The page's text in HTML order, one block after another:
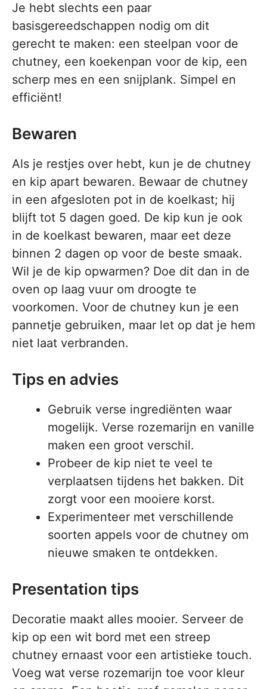
Je hebt slechts een paar
basisgereedschappen nodig om dit
gerecht te maken: een steelpan voor de
chutney, een koekenpan voor de kip, een
scherp mes en een snijplank. Simpel en
efficiënt!
Bewaren
Als je restjes over hebt, kun je de chutney
en kip apart bewaren. Bewaar de chutney
in een afgesloten pot in de koelkast; hij
blijft tot 5 dagen goed. De kip kun je ook
in de koelkast bewaren, maar eet deze
binnen 2 dagen op voor de beste smaak.
Wil je de kip opwarmen? Doe dit dan in de
oven op laag vuur om droogte te
voorkomen. Voor de chutney kun je een
pannetje gebruiken, maar let op dat je hem
niet laat verbranden.
Tips en advies
Gebruik verse ingrediënten waar
mogelijk. Verse rozemarijn en vanille
maken een groot verschil.
Probeer de kip niet te veel te
verplaatsen tijdens het bakken. Dit
zorgt voor een mooiere korst.
Experimenteer met verschillende
soorten appels voor de chutney om
nieuwe smaken te ontdekken.
Presentation tips
Decoratie maakt alles mooier. Serveer de
kip op een wit bord met een streep
chutney ernaast voor een artistieke touch.
Voeg wat verse rozemarijn toe voor kleur